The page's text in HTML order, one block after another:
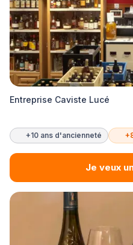
Entreprise Caviste Lucé
+10 ans d'ancienneté
Je veux